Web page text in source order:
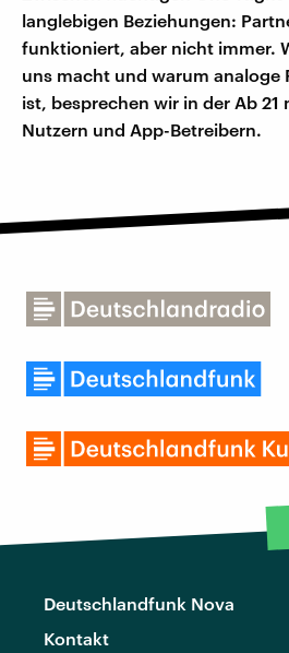
langlebigen Beziehungen:
funktioniert, aber nicht immer.
uns macht und warum
ist, besprechen wir in der Ab 21
Nutzern und App-Betreibern.
Deutschlandfunk Nova
Kontakt